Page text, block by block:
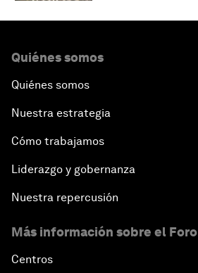
Quiénes somos
Quiénes somos
Nuestra estrategia
Cómo trabajamos
Liderazgo y gobernanza
Nuestra repercusión
Más información sobre el Foro
Centros